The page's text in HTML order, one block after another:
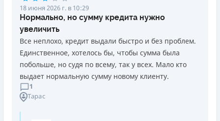
18 июня 2026 г. в 10:29
Нормально, но сумму кредита нужно
увеличить
Все неплохо, кредит выдали быстро и без проблем.
Единственное, хотелось бы, чтобы сумма была
побольше, но судя по всему, так у всех. Мало кто
выдает нормальную сумму новому клиенту.
1
Тарас